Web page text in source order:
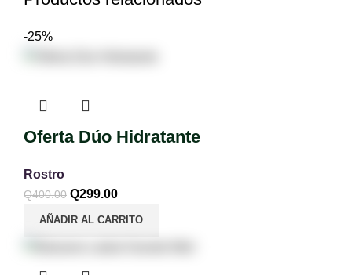
-25%
Oferta Dúo Hidratante
Rostro
Q400.00 Q299.00
AÑADIR AL CARRITO